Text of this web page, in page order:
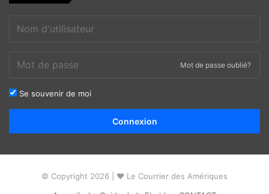
Mot de passe oublié?
Se souvenir de moi
Connexion
© Copyright 2026 | ❤ Le Courrier des Amériques